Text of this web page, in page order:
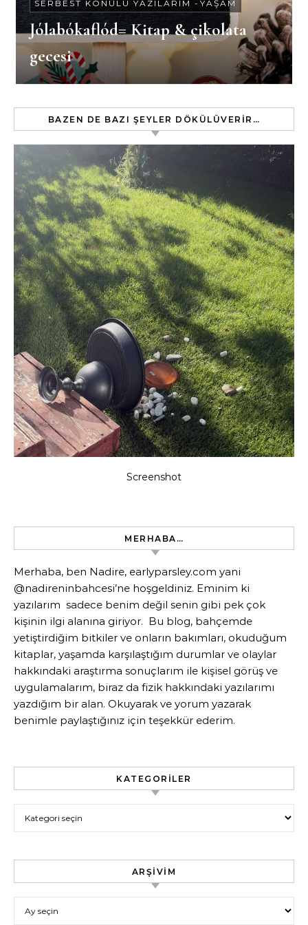
SERBEST KONULU YAZILARIM - YAŞAM
Jólabókaflód= Kitap & çikolata
gecesi
BAZEN DE BAZI ŞEYLER DÖKÜLÜVERIR…
Screenshot
MERHABA…
Merhaba, ben Nadire, earlyparsley.com yani
@nadireninbahcesi’ne hoşgeldiniz. Eminim ki
yazılarım sadece benim değil senin gibi pek çok
kişinin ilgi alanına giriyor. Bu blog, bahçemde
yetiştirdiğim bitkiler ve onların bakımları, okuduğum
kitaplar, yaşamda karşılaştığım durumlar ve olaylar
hakkındaki araştırma sonuçlarım ile kişisel görüş ve
uygulamalarım, biraz da fizik hakkındaki yazılarımı
yazdığım bir alan. Okuyarak ve yorum yazarak
benimle paylaştığınız için teşekkür ederim.
KATEGORILER
ARŞIVIM